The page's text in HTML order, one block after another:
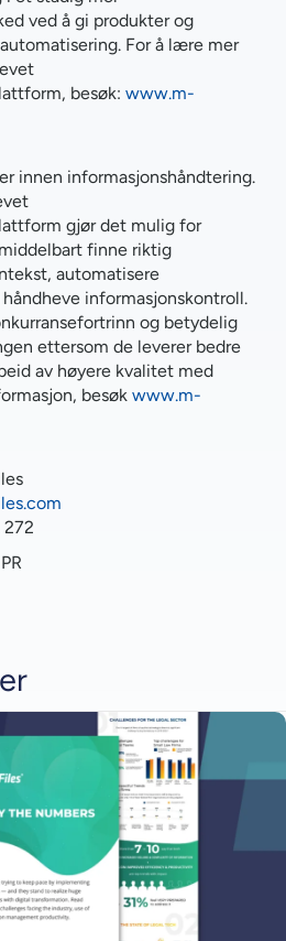
ved å gi produkter og
For å lære mer
besøk: www.m-
innen informasjonshåndtering.
gjør det mulig for
finne riktig
automatisere
informasjonskontroll.
og betydelig
ettersom de leverer bedre
av høyere kvalitet med
besøk www.m-
272